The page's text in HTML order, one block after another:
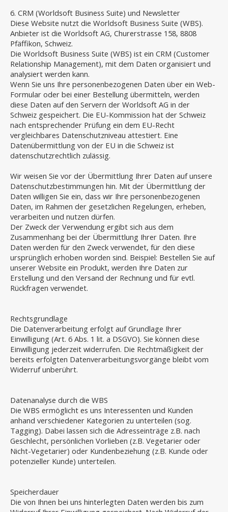
6. CRM (Worldsoft Business Suite) und Newsletter
Diese Website nutzt die Worldsoft Business Suite (WBS).
Anbieter ist die Worldsoft AG, Churerstrasse 158, 8808
Pfäffikon, Schweiz.
Die Worldsoft Business Suite (WBS) ist ein CRM (Customer
Relationship Management), mit dem Daten organisiert und
analysiert werden kann.
Wenn Sie uns Ihre personenbezogenen Daten über ein Web-
Formular oder bei einer Bestellung übermitteln, werden
diese Daten auf den Servern der Worldsoft AG in der
Schweiz gespeichert. Die EU-Kommission hat der Schweiz
nach entsprechender Prüfung ein dem EU-Recht
vergleichbares Datenschutzniveau attestiert. Eine
Datenübermittlung von der EU in die Schweiz ist
datenschutzrechtlich zulässig.
Wir weisen Sie vor der Übermittlung Ihrer Daten auf unsere
Datenschutzbestimmungen hin. Mit der Übermittlung der
Daten willigen Sie ein, dass wir Ihre personenbezogenen
Daten, im Rahmen der gesetzlichen Regelungen, erheben,
verarbeiten und nutzen dürfen.
Der Zweck der Verwendung ergibt sich aus dem
Zusammenhang bei der Übermittlung Ihrer Daten. Ihre
Daten werden für den Zweck verwendet, für den diese
ursprünglich erhoben worden sind. Beispiel: Bestellen Sie auf
unserer Website ein Produkt, werden Ihre Daten zur
Erstellung und den Versand der Rechnung und für evtl.
Rückfragen verwendet.
Rechtsgrundlage
Die Datenverarbeitung erfolgt auf Grundlage Ihrer
Einwilligung (Art. 6 Abs. 1 lit. a DSGVO). Sie können diese
Einwilligung jederzeit widerrufen. Die Rechtmäßigkeit der
bereits erfolgten Datenverarbeitungsvorgänge bleibt vom
Widerruf unberührt.
Datenanalyse durch die WBS
Die WBS ermöglicht es uns Interessenten und Kunden
anhand verschiedener Kategorien zu unterteilen (sog.
Tagging). Dabei lassen sich die Adresseinträge z.B. nach
Geschlecht, persönlichen Vorlieben (z.B. Vegetarier oder
Nicht-Vegetarier) oder Kundenbeziehung (z.B. Kunde oder
potenzieller Kunde) unterteilen.
Speicherdauer
Die von Ihnen bei uns hinterlegten Daten werden bis zum